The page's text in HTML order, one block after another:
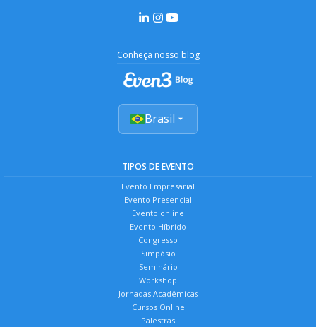
Conheça nosso blog
Brasil
TIPOS DE EVENTO
Evento Empresarial
Evento Presencial
Evento online
Evento Híbrido
Congresso
Simpósio
Seminário
Workshop
Jornadas Acadêmicas
Cursos Online
Palestras